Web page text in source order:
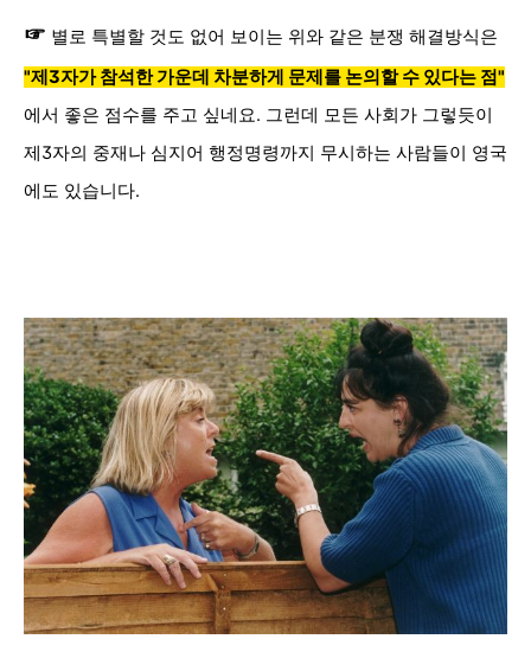
☞ 별로 특별할 것도 없어 보이는 위와 같은 분쟁 해결방식은
"제3자가 참석한 가운데 차분하게 문제를 논의할 수 있다는 점"
에서 좋은 점수를 주고 싶네요. 그런데 모든 사회가 그렇듯이
제3자의 중재나 심지어 행정명령까지 무시하는 사람들이 영국
에도 있습니다.